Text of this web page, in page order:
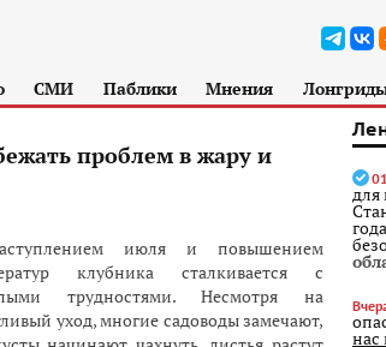
СМИ Паблики Мнения
проблем в жару и
июля и повышением
клубника сталкивается с
трудностями. Несмотря на
уход, многие садоводы замечают,
для